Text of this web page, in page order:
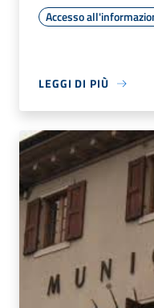
Accesso
LEGGI DI PIÙ